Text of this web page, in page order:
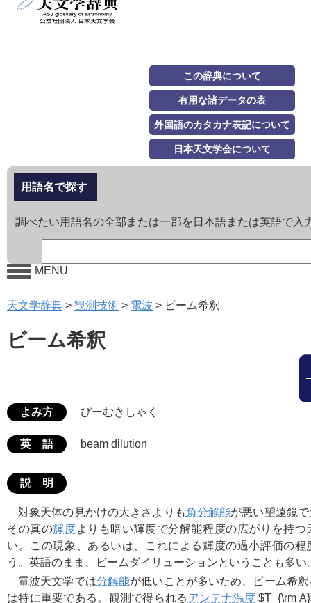
この辞典について
有用な諸データの表
外国語のカタカナ表記について
日本天文学会について
用語名で探す
調べたい用語名の全部または一部を日本語または英語で入
MENU
天文学辞典 > 観測技術 > 電波 > ビーム希釈
ビーム希釈
よみ方 びーむきしゃく
英 語 beam dilution
説 明
対象天体の見かけの大きさよりも角分解能が悪い望遠鏡
その真の輝度よりも暗い輝度で分解能程度の広がりを持つ
い。この現象、あるいは、これによる輝度の過小評価の程
う。英語のまま、ビームダイリューションということも多い
電波天文学では分解能が低いことが多いため、ビーム希
は特に重要である。観測で得られる アンテナ温度 $T_{\rm